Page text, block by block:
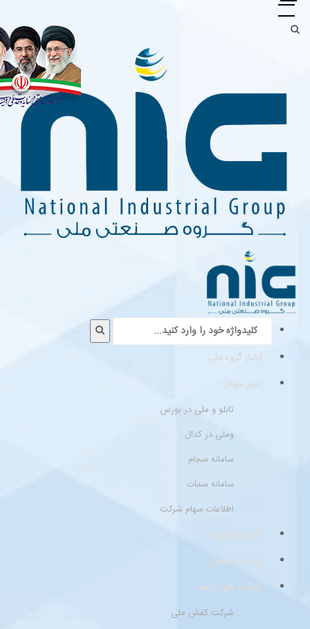
اخبار گروه ملی
امور سهام
تابلو و ملی در بورس
وملی در کدال
سامانه سجام
سامانه سمات
اطلاعات سهام شرکت
گالری تصاویر
پیام مدیرعامل
شرکت های تابعه
شرکت کفش ملی